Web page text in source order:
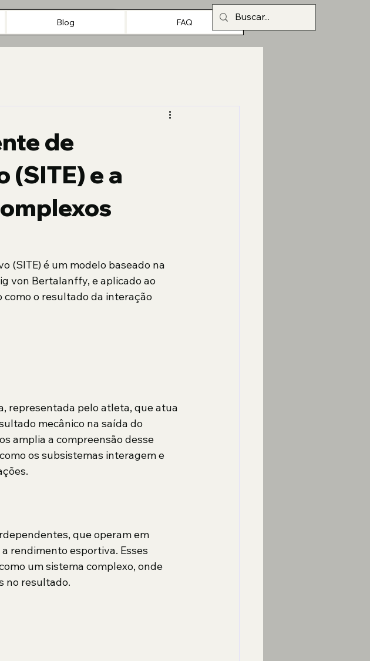
FAQ
Blog FAQ
de
e a
(SITE) é um modelo baseado na
von Bertalanffy, e aplicado ao
o resultado da interação
representada pelo atleta, que atua
mecânico na saída do
amplia a compreensão desse
os subsistemas interagem e
que operam em
rendimento esportiva. Esses
um sistema complexo, onde
no resultado.